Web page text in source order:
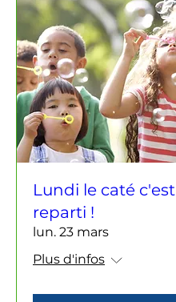
Lundi le caté c'est
reparti !
lun. 23 mars
Plus d'infos